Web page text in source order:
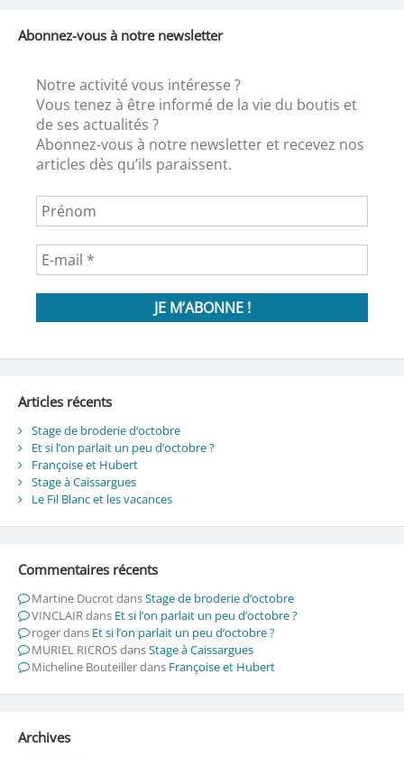
Abonnez-vous à notre newsletter
Notre activité vous intéresse ?
Vous tenez à être informé de la vie du boutis et
de ses actualités ?
Abonnez-vous à notre newsletter et recevez nos
articles dès qu’ils paraissent.
Articles récents
Stage de broderie d’octobre
Et si l’on parlait un peu d’octobre ?
Françoise et Hubert
Stage à Caissargues
Le Fil Blanc et les vacances
Commentaires récents
Martine DucrotdansStage de broderie d’octobre
VINCLAIRdans Et si l’on parlait un peu d’octobre ?
rogerdans Et si l’on parlait un peu d’octobre ?
MURIEL RICROSdansStage à Caissargues
Micheline Bouteillerdans Françoise et Hubert
Archives